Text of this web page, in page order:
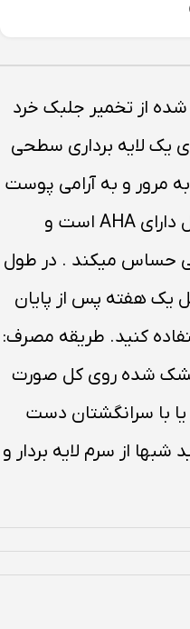
از تخمیر جلبک خرد
یک لایه برداری سطحی
به مرور و به آرامی پوست
را بازسازی میکند . این محصول دارای AHA است و
حساس میکند . در طول
یک هفته پس از پایان
کنید. طریقه مصرف:
شده روی کل صورت
یا با سرانگشتان دست
شبها از سرم لایه بردار و